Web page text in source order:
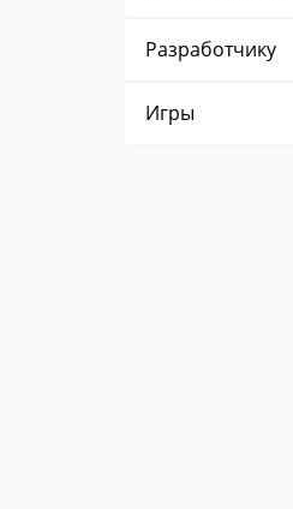
Разработчику
Игры